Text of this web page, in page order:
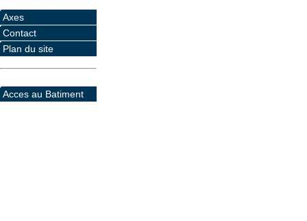
Axes
Contact
Plan du site
Acces au Batiment